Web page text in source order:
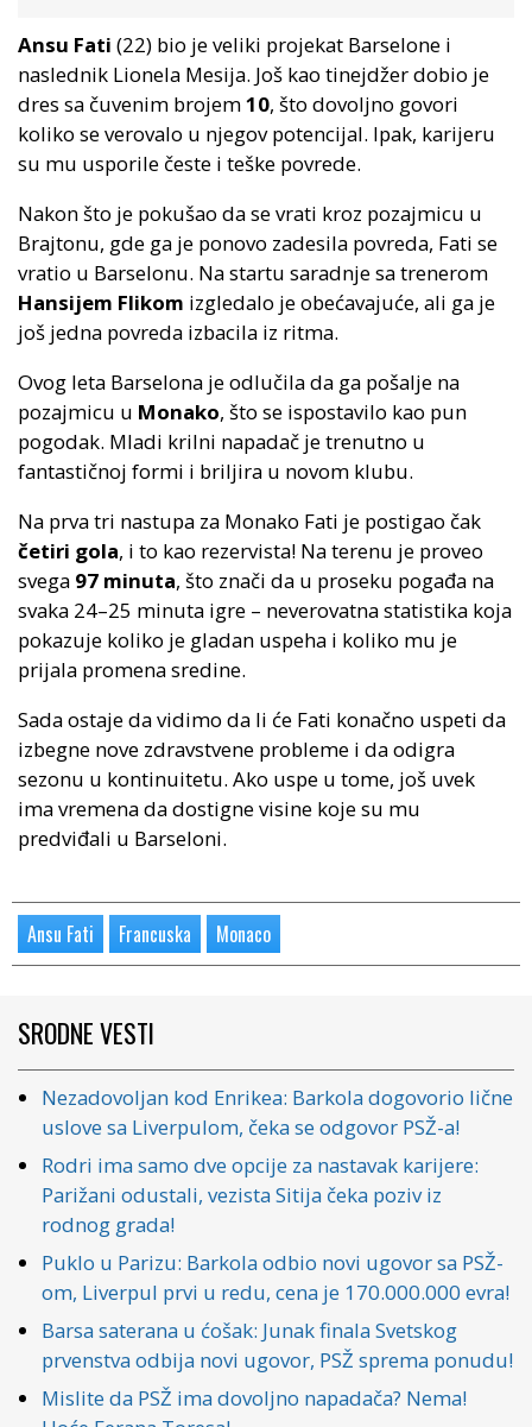
Ansu Fati (22) bio je veliki projekat Barselone i
naslednik Lionela Mesija. Još kao tinejdžer dobio je
dres sa čuvenim brojem10, što dovoljno govori
koliko se verovalo u njegov potencijal. Ipak, karijeru
su mu usporile česte i teške povrede.
Nakon što je pokušao da se vrati kroz pozajmicu u
Brajtonu, gde ga je ponovo zadesila povreda, Fati se
vratio u Barselonu. Na startu saradnje sa trenerom
Hansijem Flikom izgledalo je obećavajuće, ali ga je
još jedna povreda izbacila iz ritma.
Ovog leta Barselona je odlučila da ga pošalje na
pozajmicu u Monako, što se ispostavilo kao pun
pogodak. Mladi krilni napadač je trenutno u
fantastičnoj formi i briljira u novom klubu.
Na prva tri nastupa za Monako Fati je postigao čak
četiri gola, i to kao rezervista! Na terenu je proveo
svega 97 minuta, što znači da u proseku pogađa na
svaka 24–25 minuta igre – neverovatna statistika koja
pokazuje koliko je gladan uspeha i koliko mu je
prijala promena sredine.
Sada ostaje da vidimo da li će Fati konačno uspeti da
izbegne nove zdravstvene probleme i da odigra
sezonu u kontinuitetu. Ako uspe u tome, još uvek
ima vremena da dostigne visine koje su mu
predviđali u Barseloni.
Ansu Fati Francuska Monaco
SRODNE VESTI
Nezadovoljan kod Enrikea: Barkola dogovorio lične
uslove sa Liverpulom, čeka se odgovor PSŽ-a!
Rodri ima samo dve opcije za nastavak karijere:
Parižani odustali, vezista Sitija čeka poziv iz
rodnog grada!
Puklo u Parizu: Barkola odbio novi ugovor sa PSŽ-
om, Liverpul prvi u redu, cena je 170.000.000 evra!
Barsa saterana u ćošak: Junak finala Svetskog
prvenstva odbija novi ugovor, PSŽ sprema ponudu!
Mislite da PSŽ ima dovoljno napadača? Nema!